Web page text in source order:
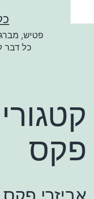
לתוכן
פטיש,
כל דבר
פקס